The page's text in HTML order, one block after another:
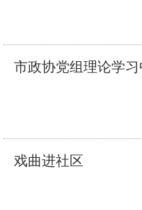
市政协党组理论学
戏曲进社区